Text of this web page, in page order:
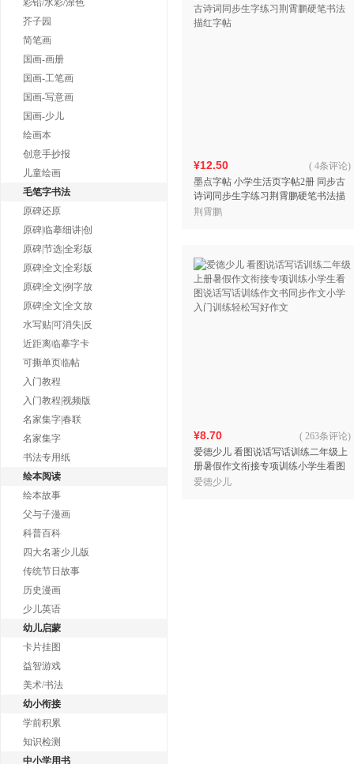
彩铅/水彩/涂色
芥子园
简笔画
国画-画册
国画-工笔画
国画-写意画
国画-少儿
绘画本
创意手抄报
儿童绘画
毛笔字书法
原碑还原
原碑|临摹细讲|创
原碑|节选|全彩版
原碑|全文|全彩版
原碑|全文|例字放
原碑|全文|全文放
水写贴|可消失|反
近距离临摹字卡
可撕单页临帖
入门教程
入门教程|视频版
名家集字|春联
名家集字
书法专用纸
绘本阅读
绘本故事
父与子漫画
科普百科
四大名著少儿版
传统节日故事
历史漫画
少儿英语
幼儿启蒙
卡片挂图
益智游戏
美术/书法
幼小衔接
学前积累
知识检测
中小学用书
¥12.50
墨点字帖 小学生活页字帖2册 同步古
诗词同步生字练习荆霄鹏硬笔书法描
红字帖
( 4条评论)
荆霄鹏
¥8.70
爱德少儿 看图说话写话训练二年级上
册暑假作文衔接专项训练小学生看图
说话写话训练作文书同步作文小学入
( 263条评论)
爱德少儿